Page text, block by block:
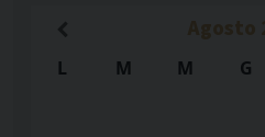
L M M G